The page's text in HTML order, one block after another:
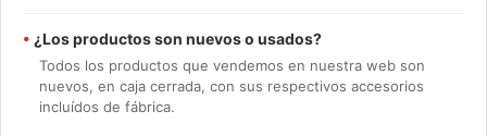
• ¿Los productos son nuevos o usados?
Todos los productos que vendemos en nuestra web son
nuevos, en caja cerrada, con sus respectivos accesorios
incluídos de fábrica.